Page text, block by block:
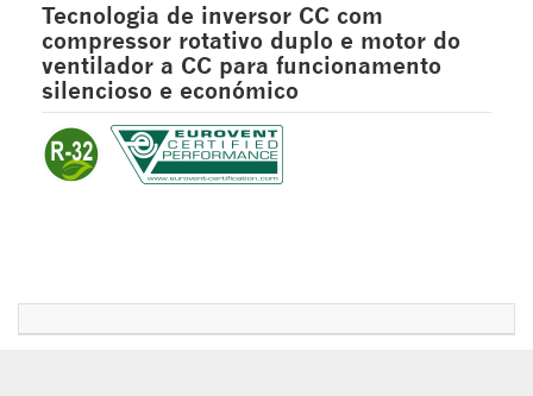
Tecnologia de inversor CC com
compressor rotativo duplo e motor do
ventilador a CC para funcionamento
silencioso e económico